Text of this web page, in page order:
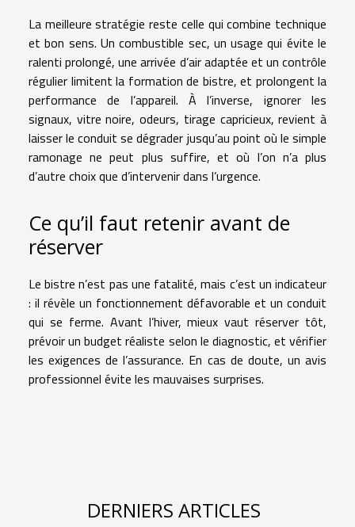
La meilleure stratégie reste celle qui combine technique
et bon sens. Un combustible sec, un usage qui évite le
ralenti prolongé, une arrivée d’air adaptée et un contrôle
régulier limitent la formation de bistre, et prolongent la
performance de l’appareil. À l’inverse, ignorer les
signaux, vitre noire, odeurs, tirage capricieux, revient à
laisser le conduit se dégrader jusqu’au point où le simple
ramonage ne peut plus suffire, et où l’on n’a plus
d’autre choix que d’intervenir dans l’urgence.
Ce qu’il faut retenir avant de
réserver
Le bistre n’est pas une fatalité, mais c’est un indicateur
: il révèle un fonctionnement défavorable et un conduit
qui se ferme. Avant l’hiver, mieux vaut réserver tôt,
prévoir un budget réaliste selon le diagnostic, et vérifier
les exigences de l’assurance. En cas de doute, un avis
professionnel évite les mauvaises surprises.
DERNIERS ARTICLES